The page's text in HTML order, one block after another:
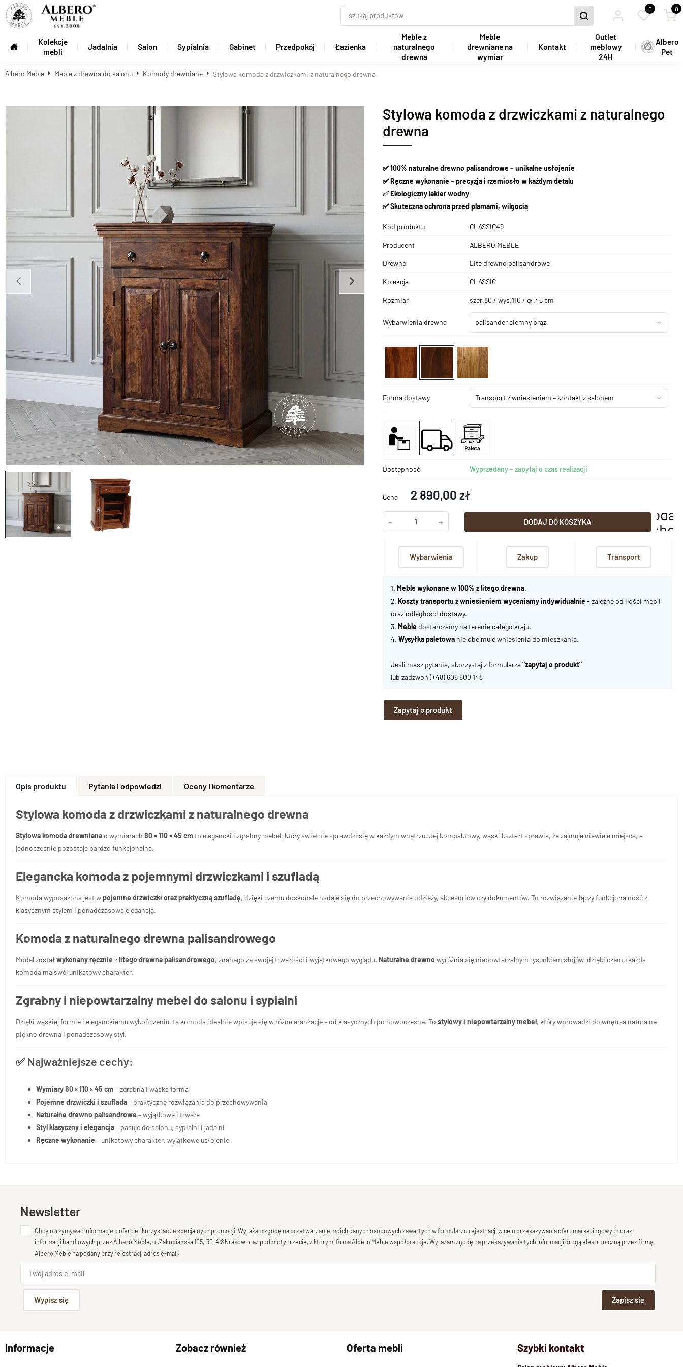
0 0
Kolekcje
mebli
Jadalnia Salon Sypialnia Gabinet Przedpokój Łazienka
Meble z
naturalnego
drewna
Meble
drewniane na
wymiar
Kontakt
Outlet
meblowy
24H
Albero
Pet
Albero Meble Meble z drewna do salonu Komody drewniane Stylowa komoda z drzwiczkami z naturalnego drewna
Stylowa komoda z drzwiczkami z naturalnego
drewna
✅ 100% naturalne drewno palisandrowe – unikalne usłojenie
✅ Ręczne wykonanie – precyzja i rzemiosło w każdym detalu
✅ Ekologiczny lakier wodny
✅ Skuteczna ochrona przed plamami, wilgocią
Kod produktu CLASSIC49
Producent ALBERO MEBLE
Drewno Lite drewno palisandrowe
Kolekcja CLASSIC
Rozmiar szer.80 / wys.110 / gł.45 cm
Wybarwienia drewna palisander ciemny brąz
Forma dostawy Transport z wniesieniem – kontakt z salonem
Dostępność Wyprzedany – zapytaj o czas realizacji
Cena 2 890,00 zł
- + DODAJ DO KOSZYKA
dodaj
Wybarwienia Zakup Transport
1.Meble wykonane w 100% z litego drewna.
2.Koszty transportu z wniesieniem wyceniamy indywidualnie -zależne od ilości mebli
oraz odległości dostawy.
3.Meble dostarczamy na terenie całego kraju.
4.Wysyłka paletowa nie obejmuje wniesienia do mieszkania.
Jeśli masz pytania, skorzystaj z formularza"zapytaj o produkt"
lub zadzwoń(+48) 606 600 148
Zapytaj o produkt
Opis produktu Pytania i odpowiedzi Oceny i komentarze
Stylowa komoda z drzwiczkami z naturalnego drewna
Stylowa komoda drewniana o wymiarach 80 × 110 × 45 cm to elegancki i zgrabny mebel, który świetnie sprawdzi się w każdym wnętrzu. Jej kompaktowy, wąski kształt sprawia, że zajmuje niewiele miejsca, a
jednocześnie pozostaje bardzo funkcjonalna.
Elegancka komoda z pojemnymi drzwiczkami i szufladą
Komoda wyposażona jest wpojemne drzwiczki oraz praktyczną szufladę, dzięki czemu doskonale nadaje się do przechowywania odzieży, akcesoriów czy dokumentów. To rozwiązanie łączy funkcjonalność z
klasycznym stylem i ponadczasową elegancją.
Komoda z naturalnego drewna palisandrowego
Model zostałwykonany ręcznie zlitego drewna palisandrowego, znanego ze swojej trwałości i wyjątkowego wyglądu. Naturalne drewnowyróżnia się niepowtarzalnym rysunkiem słojów, dzięki czemu każda
komoda ma swój unikatowy charakter.
Zgrabny i niepowtarzalny mebel do salonu i sypialni
Dzięki wąskiej formie i eleganckiemu wykończeniu, ta komoda idealnie wpisuje się w różne aranżacje – od klasycznych po nowoczesne. To stylowy i niepowtarzalny mebel, który wprowadzi do wnętrza naturalne
piękno drewna i ponadczasowy styl.
✅ Najważniejsze cechy:
Wymiary 80 × 110 × 45 cm – zgrabna i wąska forma
Pojemne drzwiczki i szuflada– praktyczne rozwiązania do przechowywania
Naturalne drewno palisandrowe – wyjątkowe i trwałe
Styl klasyczny i elegancja– pasuje do salonu, sypialni i jadalni
Ręczne wykonanie – unikatowy charakter, wyjątkowe usłojenie
Newsletter
Chcę otrzymywać informacje o ofercie i korzystać ze specjalnych promocji. Wyrażam zgodę na przetwarzanie moich danych osobowych zawartych w formularzu rejestracji w celu przekazywania ofert marketingowych oraz
informacji handlowych przez Albero Meble, ul.Zakopiańska 105, 30-418 Kraków oraz podmioty trzecie, z którymi firma Albero Meble współpracuje. Wyrażam zgodę na przekazywanie tych informacji drogą elektroniczną przez firmę
Albero Meble na podany przy rejestracji adres e-mail.
Wypisz się Zapisz się
Informacje Zobacz również Oferta mebli Szybki kontakt